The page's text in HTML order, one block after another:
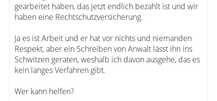
gearbeitet haben, das jetzt endlich bezahlt ist und wir
haben eine Rechtschutzversicherung.
Ja es ist Arbeit und er hat vor nichts und niemanden
Respekt, aber ein Schreiben von Anwalt lässt ihn ins
Schwitzen geraten, weshalb ich davon ausgehe, das es
kein langes Verfahren gibt.
Wer kann helfen?